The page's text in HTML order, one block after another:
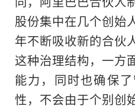
股份集中在几个创始
年不断吸收新的合伙
这种治理结构，一方
能力，同时也确保
性，不会由于个别创